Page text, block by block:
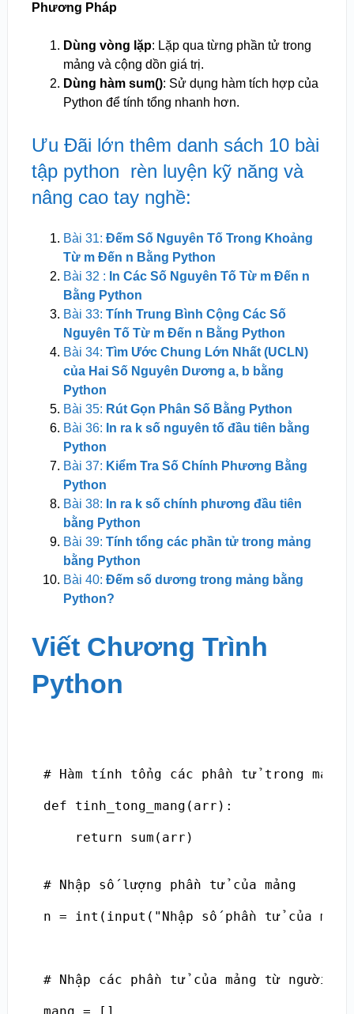
Phương Pháp
Dùng vòng lặp: Lặp qua từng phần tử trong
mảng và cộng dồn giá trị.
Dùng hàm sum(): Sử dụng hàm tích hợp của
Python để tính tổng nhanh hơn.
Ưu Đãi lớn thêm danh sách 10 bài
tập python rèn luyện kỹ năng và
nâng cao tay nghề:
Bài 31: Đếm Số Nguyên Tố Trong Khoảng
Từ m Đến n Bằng Python
Bài 32 : In Các Số Nguyên Tố Từ m Đến n
Bằng Python
Bài 33: Tính Trung Bình Cộng Các Số
Nguyên Tố Từ m Đến n Bằng Python
Bài 34: Tìm Ước Chung Lớn Nhất (UCLN)
của Hai Số Nguyên Dương a, b bằng
Python
Bài 35: Rút Gọn Phân Số Bằng Python
Bài 36: In ra k số nguyên tố đầu tiên bằng
Python
Bài 37: Kiểm Tra Số Chính Phương Bằng
Python
Bài 38: In ra k số chính phương đầu tiên
bằng Python
Bài 39: Tính tổng các phần tử trong mảng
bằng Python
Bài 40: Đếm số dương trong mảng bằng
Python?
Viết Chương Trình
Python
# Hàm tính tổng các phần tử trong mảng
def tinh_tong_mang(arr):
return sum(arr)
# Nhập số lượng phần tử của mảng
n = int(input("Nhập số phần tử của
# Nhập các phần tử của mảng từ người